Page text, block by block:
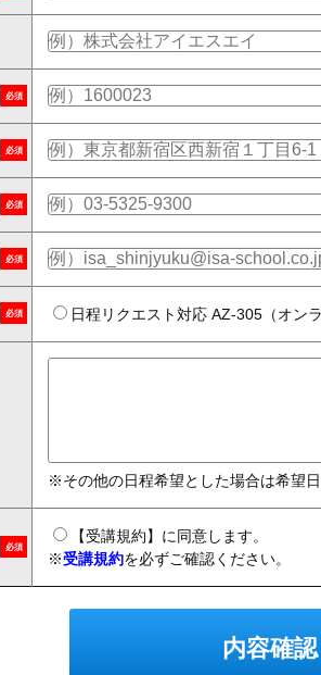
必須
必須
必須
必須
必須 日程リクエスト対応 AZ-305（オンラ
※その他の日程希望とした場合は希望日
必須
【受講規約】に同意します。
※受講規約を必ずご確認ください。